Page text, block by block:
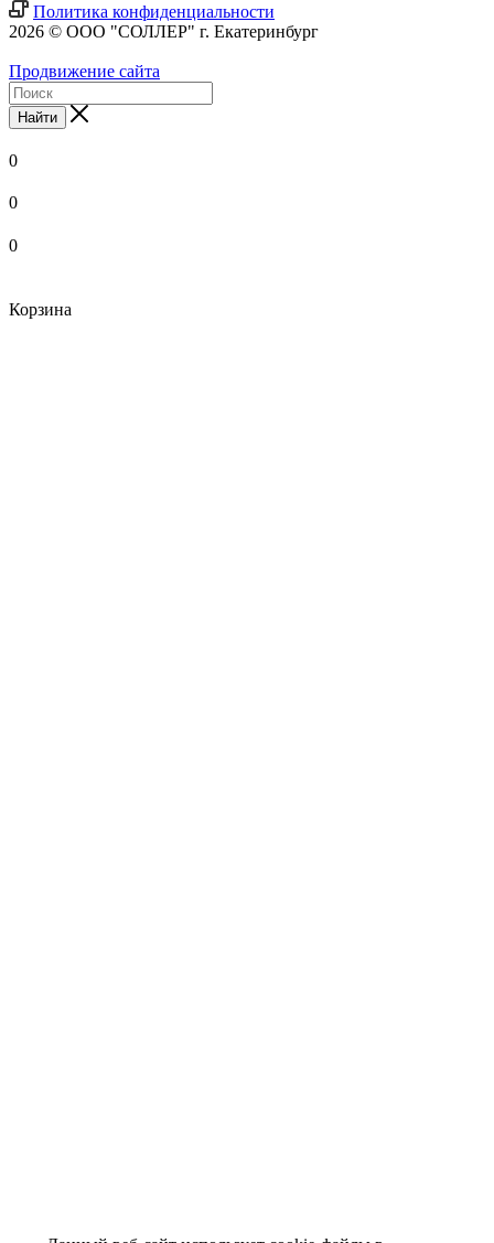
Политика конфиденциальности
2026 © ООО "СОЛЛЕР" г. Екатеринбург
Продвижение сайта
Найти
0
0
0
Корзина